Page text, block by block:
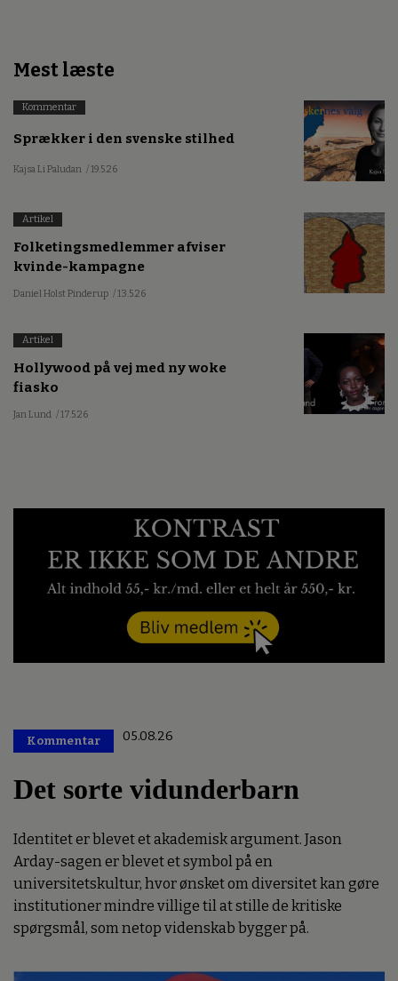
Mest læste
Kommentar
Sprækker i den svenske stilhed
Kajsa Li Paludan / 19.5.26
Artikel
Folketingsmedlemmer afviser
kvinde-kampagne
Daniel Holst Pinderup / 13.5.26
Artikel
Hollywood på vej med ny woke
fiasko
Jan Lund / 17.5.26
Kommentar 05.08.26
Det sorte vidunderbarn
Identitet er blevet et akademisk argument. Jason
Arday-sagen er blevet et symbol på en
universitetskultur, hvor ønsket om diversitet kan gøre
institutioner mindre villige til at stille de kritiske
spørgsmål, som netop videnskab bygger på.